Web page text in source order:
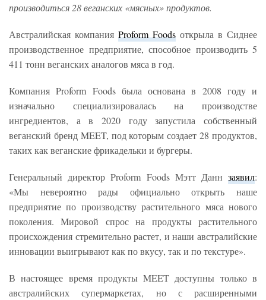
производиться 28 веганских «мясных» продуктов.
Австралийская компания Proform Foods открыла в Сиднее
производственное предприятие, способное производить 5
411 тонн веганских аналогов мяса в год.
Компания Proform Foods была основана в 2008 году и
изначально специализировалась на производстве
ингредиентов, а в 2020 году запустила собственный
веганский бренд MEET, под которым создает 28 продуктов,
таких как веганские фрикадельки и бургеры.
Генеральный директор Proform Foods Мэтт Данн заявил:
«Мы невероятно рады официально открыть наше
предприятие по производству растительного мяса нового
поколения. Мировой спрос на продукты растительного
происхождения стремительно растет, и наши австралийские
инновации выигрывают как по вкусу, так и по текстуре».
В настоящее время продукты MEET доступны только в
австралийских супермаркетах, но с расширенными